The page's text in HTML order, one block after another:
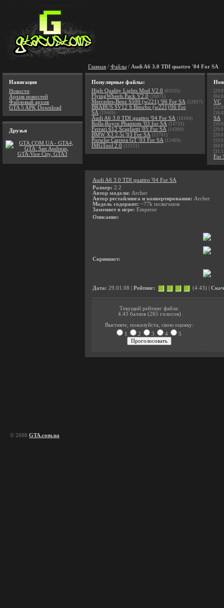
Главная / Файлы / Audi A6 3.0 TDI quattro '04 For SA
Навигация
Новости
Архив новостей
Файловый архив
GTA 5 APK Download
Друзья
Популярные файлы:
High Quality Lights Mod V2.0 (65535)
FlyingWheels Pack V2.0 (26875)
Mercedes-Benz S500 (w221) '06 For SA (22857)
BRABUS SV12 S Biturbo (w221)'06 For
SA (19469)
Audi A6 3.0 TDI quattro '04 For SA (18194)
Rolls-Royce Phantom '03 for SA (14733)
Ferrari 612 Scaglietti '05 For SA (14309)
BMW X3 2.5i '03 For SA (12701)
Porsche Carrera GT '03 For SA (12469)
IMGTool 2.0 (12151)
VC
SA
For
Audi A6 3.0 TDI quattro '04 For SA
Размер: 2.2
Автор модели: Archer
Автор рестайлинга и конвертирования: Archer
Модель содержит: ~77k полигонов
Заменяет в игре: Emperor
Описание:
Скриншот:
Дата: 29.01.08 | Рейтинг: (4.43) |
Текущий рейтинг файла:
4.43 баллов (265 голосов)
Выставте, пожалуйста, свою оценку:
1
2 3 4 5
© 2008 GTA.com.ua